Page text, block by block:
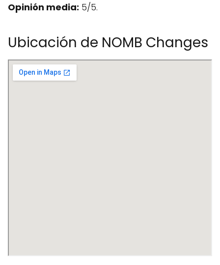
Opinión media: 5/5.
Ubicación de NOMB Changes